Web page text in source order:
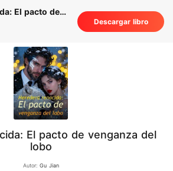
El pacto de
Descargar libro
El pacto de venganza del
lobo
Autor: Gu Jian